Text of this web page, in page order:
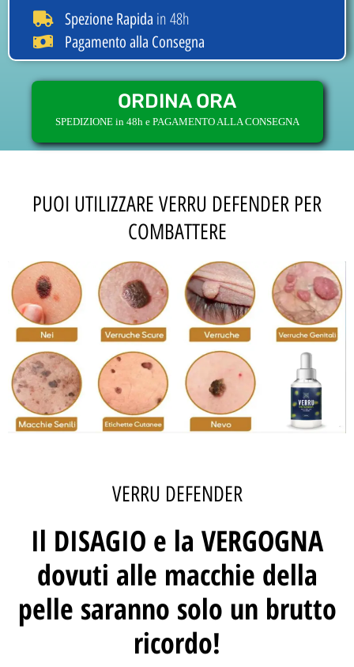
Spezione Rapida in 48h
Pagamento alla Consegna
ORDINA ORA
SPEDIZIONE in 48h e PAGAMENTO ALLA CONSEGNA
PUOI UTILIZZARE VERRU DEFENDER PER
COMBATTERE
VERRU DEFENDER
Il DISAGIO e la VERGOGNA
dovuti alle macchie della
pelle saranno solo un brutto
ricordo!